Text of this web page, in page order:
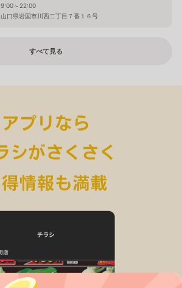
9:00～22:00
山口県岩国市川西二丁目７番１６号
すべて見る